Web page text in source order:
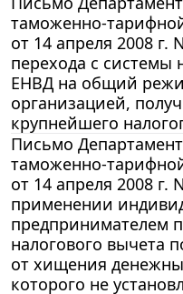
таможенно-
от 14 апреля 2008 г.
перехода с системы
ЕНВД на общий
организацией,
крупнейшего
Письмо
таможенно-
от 14 апреля 2008 г.
применении
предпринимателем
налогового вычета
от хищения
которого не